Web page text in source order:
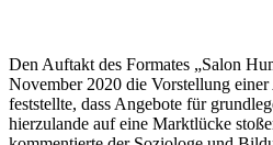
Den Auftakt des Formates „Salon
November 2020 die Vorstellung
feststellte, dass Angebote für
hierzulande auf eine Marktlücke